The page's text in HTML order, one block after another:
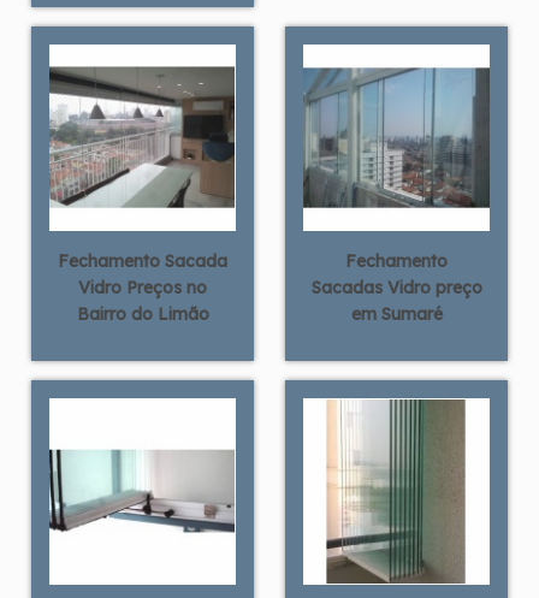
Fechamento Sacada
Vidro Preços no
Bairro do Limão
Fechamento
Sacadas Vidro preço
em Sumaré